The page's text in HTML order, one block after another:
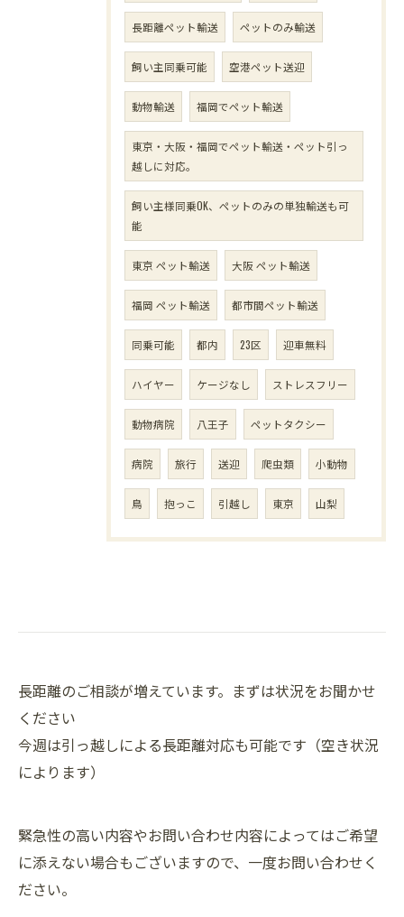
長距離ペット輸送 ペットのみ輸送
飼い主同乗可能 空港ペット送迎
動物輸送 福岡でペット輸送
東京・大阪・福岡でペット輸送・ペット引っ
越しに対応。
飼い主様同乗OK、ペットのみの単独輸送も可
能
東京 ペット輸送 大阪 ペット輸送
福岡 ペット輸送 都市間ペット輸送
同乗可能 都内 23区 迎車無料
ハイヤー ケージなし ストレスフリー
動物病院 八王子 ペットタクシー
病院 旅行 送迎 爬虫類 小動物
鳥 抱っこ 引越し 東京 山梨
長距離のご相談が増えています。まずは状況をお聞かせ
ください
今週は引っ越しによる長距離対応も可能です（空き状況
によります）
緊急性の高い内容やお問い合わせ内容によってはご希望
に添えない場合もございますので、一度お問い合わせく
ださい。